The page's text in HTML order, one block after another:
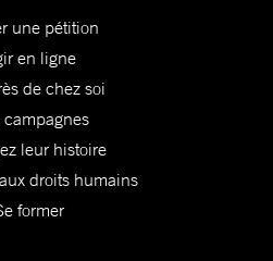
une pétition
en ligne
de chez soi
campagnes
leur histoire
droits humains
former